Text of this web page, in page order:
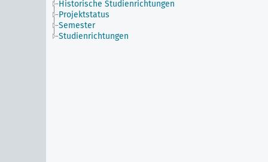
Historische Studienrichtungen
Projektstatus
Semester
Studienrichtungen